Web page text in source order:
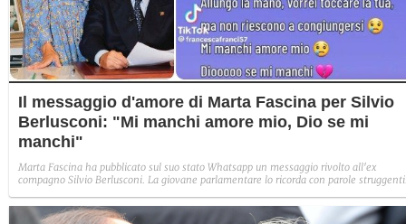
Il messaggio d'amore di Marta Fascina per Silvio
Berlusconi: "Mi manchi amore mio, Dio se mi
manchi"
Marta Fascina ha pubblicato sul suo stato Whatsapp un messaggio rivolto all'ex
compagno Silvio Berlusconi. La giovane parlamentare lo ricorda con parole